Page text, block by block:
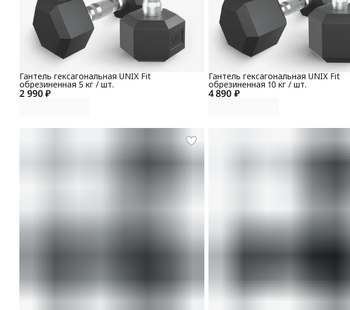
2 990 ₽
Гантель гексагональная UNIX Fit
обрезиненная 5 кг / шт.
4 890 ₽
Гантель гексагональная UNIX Fit
обрезиненная 10 кг / шт.